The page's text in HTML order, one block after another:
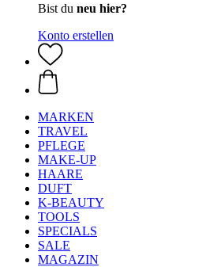
Bist du neu hier?
Konto erstellen
MARKEN
TRAVEL
PFLEGE
MAKE-UP
HAARE
DUFT
K-BEAUTY
TOOLS
SPECIALS
SALE
MAGAZIN